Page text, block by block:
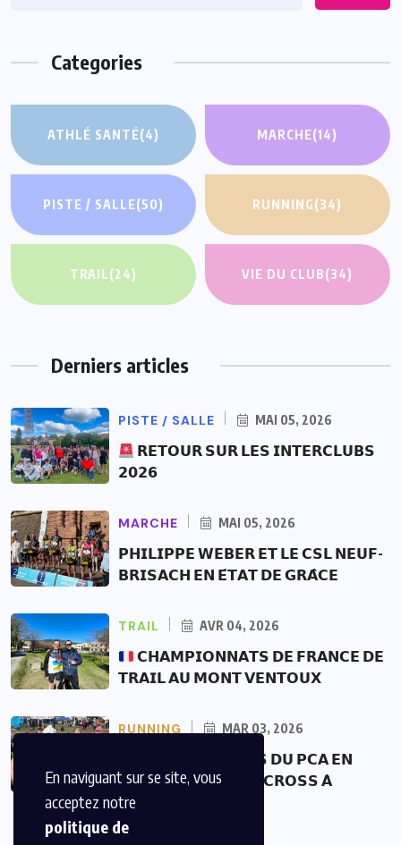
En naviguant sur se site, vous
acceptez notre
politique de
Categories
ATHLÉ SANTÉ(4) MARCHE(14)
PISTE / SALLE(50) RUNNING(34)
TRAIL(24) VIE DU CLUB(34)
Derniers articles
PISTE / SALLE MAI 05, 2026
𝗥𝗘𝗧𝗢𝗨𝗥 𝗦𝗨𝗥 𝗟𝗘𝗦 𝗜𝗡𝗧𝗘𝗥𝗖𝗟𝗨𝗕𝗦
𝟮𝟬𝟮𝟲
MARCHE MAI 05, 2026
𝗣𝗛𝗜𝗟𝗜𝗣𝗣𝗘 𝗪𝗘𝗕𝗘𝗥 𝗘𝗧 𝗟𝗘 𝗖𝗦𝗟 𝗡𝗘𝗨𝗙-
𝗕𝗥𝗜𝗦𝗔𝗖𝗛 𝗘𝗡 𝗘́𝗧𝗔𝗧 𝗗𝗘 𝗚𝗥𝗔̂𝗖𝗘
TRAIL AVR 04, 2026
𝗖𝗛𝗔𝗠𝗣𝗜𝗢𝗡𝗡𝗔𝗧𝗦 𝗗𝗘 𝗙𝗥𝗔𝗡𝗖𝗘 𝗗𝗘
𝗧𝗥𝗔𝗜𝗟 𝗔𝗨 𝗠𝗢𝗡𝗧 𝗩𝗘𝗡𝗧𝗢𝗨𝗫
RUNNING MAR 03, 2026
𝗟𝗘𝗦 𝗖𝗥𝗢𝗦𝗦𝗘𝗨𝗥𝗦 𝗗𝗨 𝗣𝗖𝗔 𝗘𝗡
𝗧𝗘𝗥𝗥𝗘-𝗦𝗔𝗜𝗡𝗧𝗘 𝗗𝗨 𝗖𝗥𝗢𝗦𝗦 𝗔̀